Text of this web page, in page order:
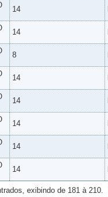
14
14
8
14
14
14
14
14
exibindo de 181 à 210.